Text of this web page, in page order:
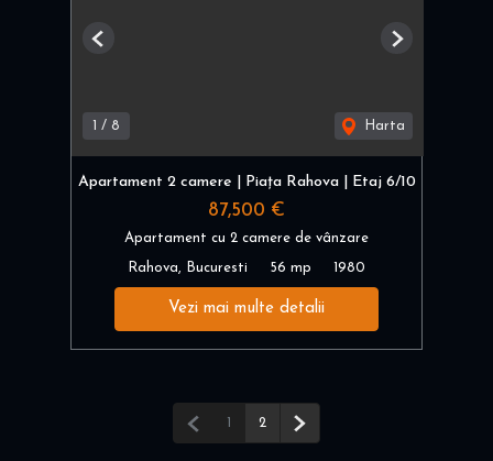
1 / 8 Harta
Previous Next
Apartament 2 camere | Piața Rahova | Etaj 6/10
87,500 €
Apartament cu 2 camere de vânzare
Rahova, Bucuresti 56 mp 1980
Vezi mai multe detalii
Pagina anterioară
1 2 Pagina următoare